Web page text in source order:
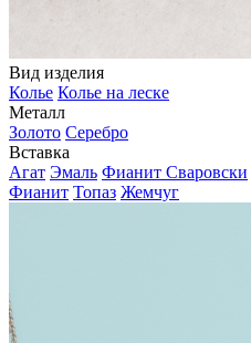
Вид изделия
Колье Колье на леске
Металл
Золото Серебро
Вставка
Агат Эмаль Фианит Сваровски
Фианит Топаз Жемчуг